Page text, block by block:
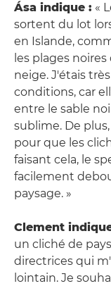
Ása indique : «
sortent du lot
en Islande,
les plages
neige. J'étais
conditions, car
entre le sable
sublime. De
pour que les
faisant cela, le
facilement
paysage. »
Clement
un cliché de
directrices qui
lointain. Je